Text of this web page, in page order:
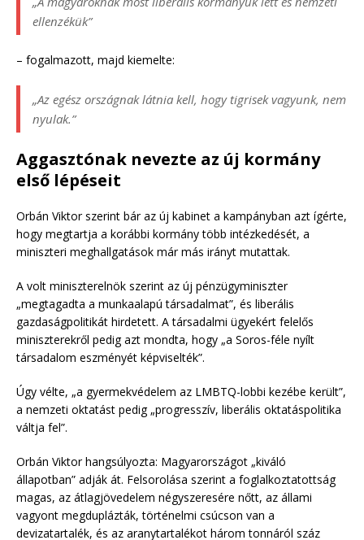
ellenzékük”
– fogalmazott, majd kiemelte:
„Az egész országnak látnia kell, hogy tigrisek vagyunk, nem
nyulak.”
Aggasztónak nevezte az új kormány
első lépéseit
Orbán Viktor szerint bár az új kabinet a kampányban azt ígérte,
hogy megtartja a korábbi kormány több intézkedését, a
miniszteri meghallgatások már más irányt mutattak.
A volt miniszterelnök szerint az új pénzügyminiszter
„megtagadta a munkaalapú társadalmat”, és liberális
gazdaságpolitikát hirdetett. A társadalmi ügyekért felelős
miniszterekről pedig azt mondta, hogy „a Soros-féle nyílt
társadalom eszményét képviselték”.
Úgy vélte, „a gyermekvédelem az LMBTQ-lobbi kezébe került”,
a nemzeti oktatást pedig „progresszív, liberális oktatáspolitika
váltja fel”.
Orbán Viktor hangsúlyozta: Magyarországot „kiváló
állapotban” adják át. Felsorolása szerint a foglalkoztatottság
magas, az átlagjövedelem négyszeresére nőtt, az állami
vagyont megduplázták, történelmi csúcson van a
devizatartalék, és az aranytartalékot három tonnáról száz